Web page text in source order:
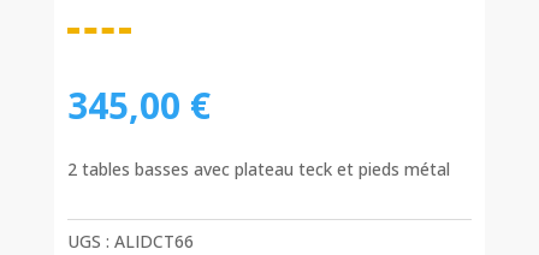
345,00 €
2 tables basses avec plateau teck et pieds métal
UGS : ALIDCT66